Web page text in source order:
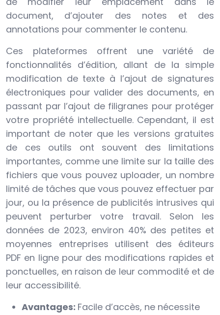
document, d’ajouter des notes et des
annotations pour commenter le contenu.
Ces plateformes offrent une variété de
fonctionnalités d’édition, allant de la simple
modification de texte à l’ajout de signatures
électroniques pour valider des documents, en
passant par l’ajout de filigranes pour protéger
votre propriété intellectuelle. Cependant, il est
important de noter que les versions gratuites
de ces outils ont souvent des limitations
importantes, comme une limite sur la taille des
fichiers que vous pouvez uploader, un nombre
limité de tâches que vous pouvez effectuer par
jour, ou la présence de publicités intrusives qui
peuvent perturber votre travail. Selon les
données de 2023, environ 40% des petites et
moyennes entreprises utilisent des éditeurs
PDF en ligne pour des modifications rapides et
ponctuelles, en raison de leur commodité et de
leur accessibilité.
Avantages: Facile d’accès, ne nécessite